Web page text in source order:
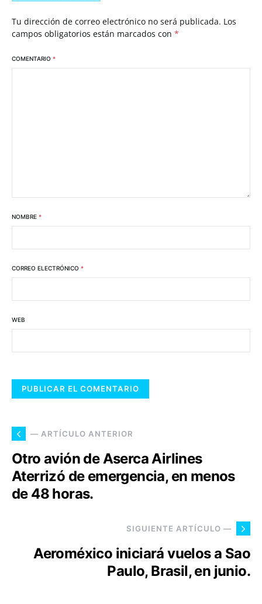
Tu dirección de correo electrónico no será publicada. Los
campos obligatorios están marcados con *
COMENTARIO *
NOMBRE *
CORREO ELECTRÓNICO *
WEB
— ARTÍCULO ANTERIOR
Otro avión de Aserca Airlines
Aterrizó de emergencia, en menos
de 48 horas.
SIGUIENTE ARTÍCULO —
Aeroméxico iniciará vuelos a Sao
Paulo, Brasil, en junio.